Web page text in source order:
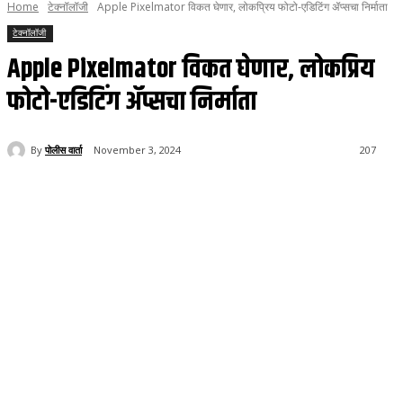
Home टेक्नॉलॉजी Apple Pixelmator विकत घेणार, लोकप्रिय फोटो-एडिटिंग ॲप्सचा निर्माता
टेक्नॉलॉजी
Apple Pixelmator विकत घेणार, लोकप्रिय
फोटो-एडिटिंग ॲप्सचा निर्माता
By पोलीस वार्ता November 3, 2024 207